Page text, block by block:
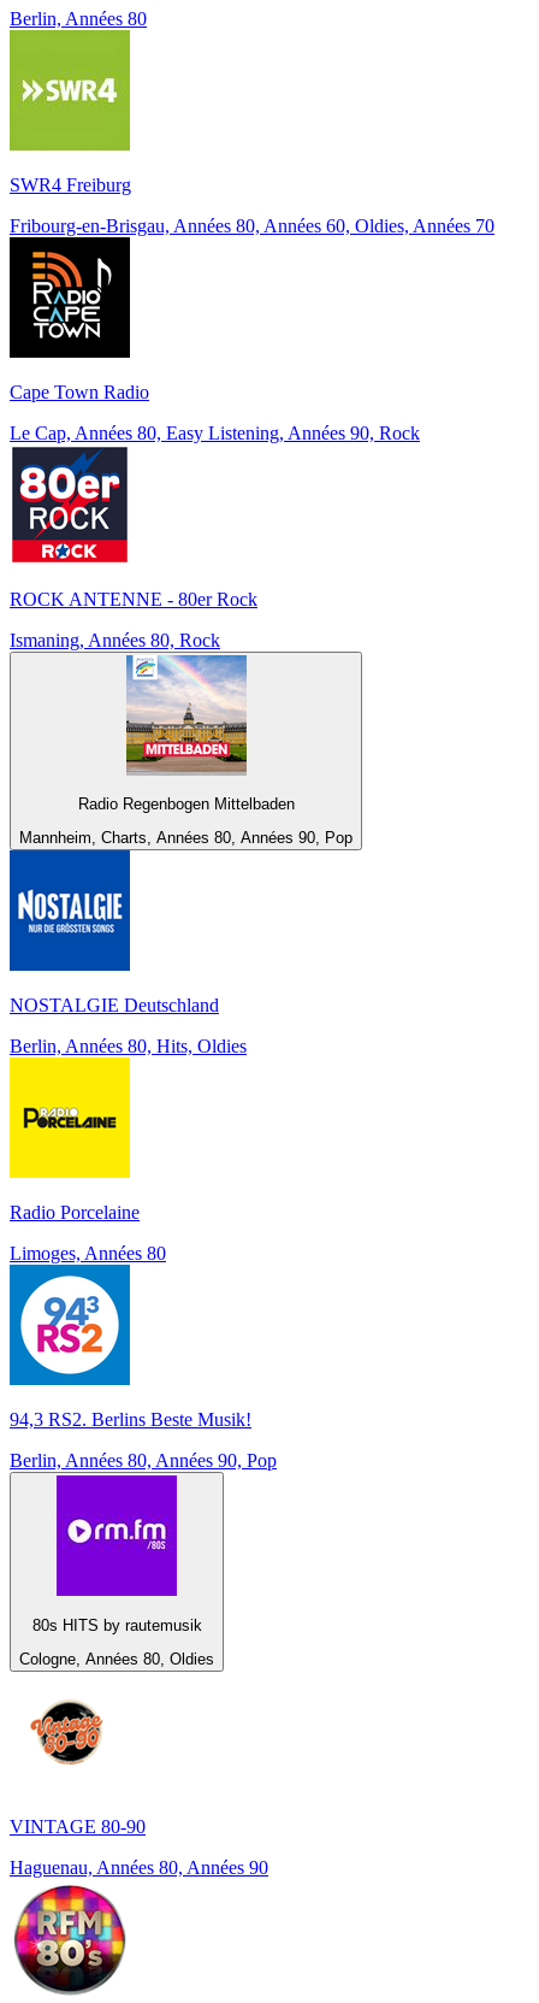
Berlin, Années 80
SWR4 Freiburg
Fribourg-en-Brisgau, Années 80, Années 60, Oldies, Années 70
Cape Town Radio
Le Cap, Années 80, Easy Listening, Années 90, Rock
ROCK ANTENNE - 80er Rock
Ismaning, Années 80, Rock
Radio Regenbogen Mittelbaden
Mannheim, Charts, Années 80, Années 90, Pop
NOSTALGIE Deutschland
Berlin, Années 80, Hits, Oldies
Radio Porcelaine
Limoges, Années 80
94,3 RS2. Berlins Beste Musik!
Berlin, Années 80, Années 90, Pop
80s HITS by rautemusik
Cologne, Années 80, Oldies
VINTAGE 80-90
Haguenau, Années 80, Années 90